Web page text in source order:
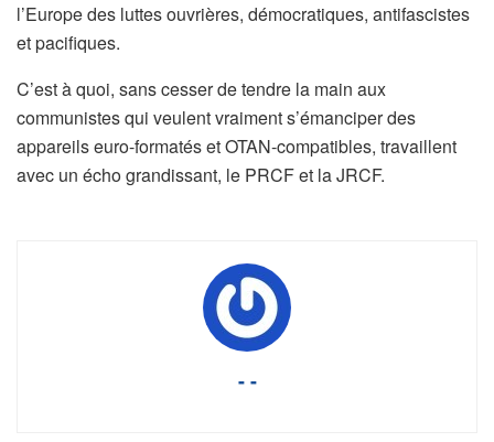
l’Europe des luttes ouvrières, démocratiques, antifascistes
et pacifiques.
C’est à quoi, sans cesser de tendre la main aux
communistes qui veulent vraiment s’émanciper des
appareils euro-formatés et OTAN-compatibles, travaillent
avec un écho grandissant, le PRCF et la JRCF.
- -